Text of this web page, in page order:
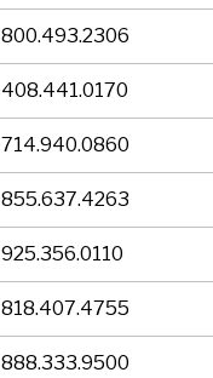
800.493.2306
408.441.0170
714.940.0860
855.637.4263
925.356.0110
818.407.4755
888.333.9500